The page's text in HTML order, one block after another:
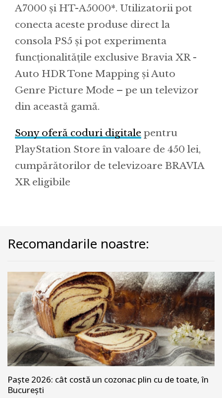
A7000 și HT-A5000*. Utilizatorii pot
conecta aceste produse direct la
consola PS5 și pot experimenta
funcționalitățile exclusive Bravia XR -
Auto HDR Tone Mapping și Auto
Genre Picture Mode – pe un televizor
din această gamă.
Sony oferă coduri digitale pentru
PlayStation Store în valoare de 450 lei,
cumpărătorilor de televizoare BRAVIA
XR eligibile
Recomandarile noastre:
Paște 2026: cât costă un cozonac plin cu de toate, în
București